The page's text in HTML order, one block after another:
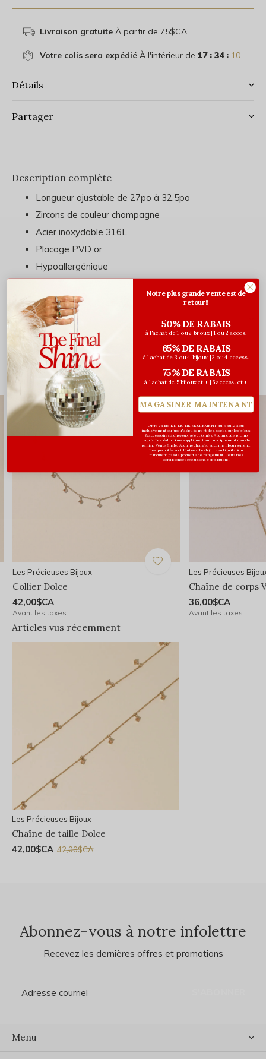
Livraison gratuiteÀ partir de 75$CA
Votre colis sera expédiéÀ l'intérieur de 17 : 34 : 09
Détails
Partager
Description complète
Longueur ajustable de 27po à 32.5po
Zircons de couleur champagne
Acier inoxydable 316L
Placage PVD or
Hypoallergénique
Évaluations
0/ 5
Vous pourriez aussi aimer...
NOUVEAU
Les Précieuses Bijoux
Collier Dolce
42,00$CA
Avant les taxes
Les Précieuses
Chaîne de corps
36,00$CA
Avant les taxes
Articles vus récemment
Les Précieuses Bijoux
Chaîne de taille Dolce
42,00$CA 42,00$CA
Abonnez-vous à notre infolettre
Recevez les dernières offres et promotions
Menu
Notre plus grande vente est de
retour!!
50% DE RABAIS
à l'achat de 1 ou 2 bijoux | 1 ou 2 acces.
65% DE RABAIS
à l'achat de 3 ou 4 bijoux | 3 ou 4 access.
75% DE RABAIS
à l'achat de 5 bijoux et + | 5 access. et +
MAGASINER MAINTENANT
Offre valide EN LIGNE SEULEMENT du 6 au 12 août
inclusivement ou jusqu'à épuisement des stocks sur les bijoux
& accessoires à cheveux sélectionnés. Aucun code promo
requis. Les réductions s’appliquent automatiquement dans le
panier. Vente finale. Aucun échange, aucun remboursement.
Les quantités sont limitées. Les bijoux en liquidation
n'incluent pas de pochette de rangement. Certaines
conditions et exclusions s'appliquent.